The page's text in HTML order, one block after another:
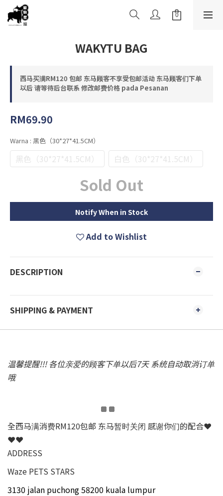
WAKYTU BAG
西马买满RM120 包邮 东马顾客不享受包邮活动 东马顾客们下单
以后 请等待后台联系 修改邮费价格 pada Pesanan
RM69.90
Warna : 黑色（30*27*41.5CM）
黑色（30*27*41.5CM） 白色（30*27*41.5CM）
Sold Out
Notify When in Stock
Add to Wishlist
DESCRIPTION
SHIPPING & PAYMENT
温馨提醒!!! 各位亲爱的顾客下单以后7天 系统自动取消订单
哦
全西马满消费RM120包邮 东马暂时关闭 感谢你们的配合❤
❤❤
ADDRESS
Waze PETS STARS
3130 jalan puchong 58200 kuala lumpur